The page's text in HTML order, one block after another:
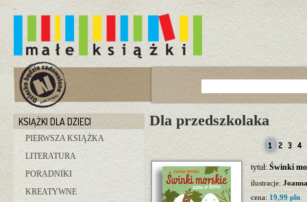
KSIĄŻKI DLA DZIECI
PIERWSZA KSIĄŻKA
LITERATURA
PORADNIKI
KREATYWNE
Dla przedszkolaka
tytuł:Świnki
ilustracje:
cena: 19,99 pln